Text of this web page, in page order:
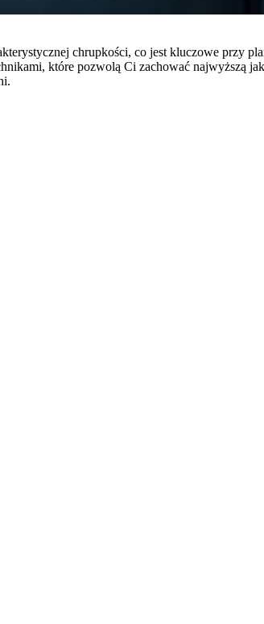
chrupkości, co jest kluczowe przy
które pozwolą Ci zachować najwyższą